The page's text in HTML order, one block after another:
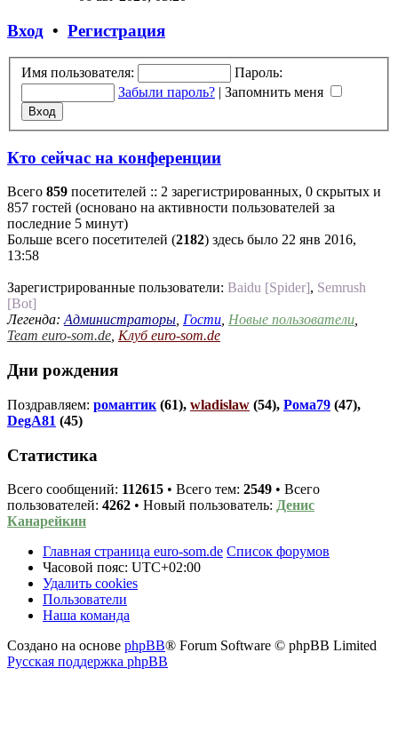
Вход • Регистрация
Имя пользователя:
Пароль:
Забыли пароль? | Запомнить меня
Кто сейчас на конференции
Всего 859 посетителей :: 2 зарегистрированных, 0 скрытых и
857 гостей (основано на активности пользователей за
последние 5 минут)
Больше всего посетителей (2182) здесь было 22 янв 2016,
13:58
Зарегистрированные пользователи: Baidu [Spider], Semrush
[Bot]
Легенда: Администраторы Гости Новые пользователи
Team euro-som.de Клуб euro-som.de
Дни рождения
Поздравляем: романтик (61), wladislaw (54), Рома79 (47),
DegA81 (45)
Статистика
Всего сообщений: 112615 • Всего тем: 2549 • Всего
пользователей: 4262 • Новый пользователь: Денис
Канарейкин
Главная страница euro-som.de Список форумов
Часовой пояс: UTC+02:00
Удалить cookies
Пользователи
Наша команда
Создано на основе phpBB® Forum Software © phpBB Limited
Русская поддержка phpBB